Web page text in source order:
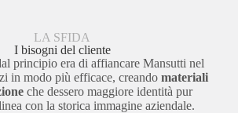
LA SFIDA
I bisogni del cliente
principio era di affiancare Mansutti nel
in modo più efficace, creando materiali
che dessero maggiore identità pur
con la storica immagine aziendale.